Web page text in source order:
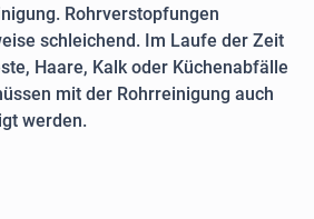
Rohrverstopfungen
schleichend. Im Laufe der Zeit
Haare, Kalk oder Küchenabfälle
mit der Rohrreinigung auch
werden.